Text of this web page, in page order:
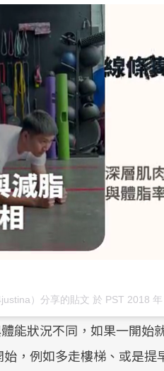
）分享的貼文 於 PST 2018
能狀況不同，如果一開始
，例如多走樓梯、或是提